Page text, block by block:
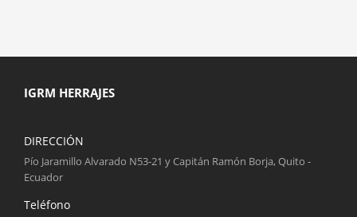
IGRM HERRAJES
DIRECCIÓN
Pío Jaramillo Alvarado N53-21 y Capitán Ramón Borja, Quito -
Ecuador
Teléfono